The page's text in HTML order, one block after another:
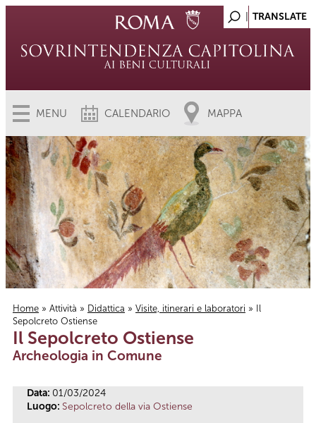
MENU CALENDARIO MAPPA
Tu sei qui
Home » Attività » Didattica » Visite, itinerari e laboratori » Il
Sepolcreto Ostiense
Il Sepolcreto Ostiense
Archeologia in Comune
Data: 01/03/2024
Luogo: Sepolcreto della via Ostiense